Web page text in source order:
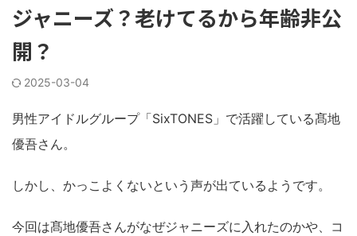
ジャニーズ？老けてるから年齢非公
開？
2025-03-04
男性アイドルグループ「SixTONES」で活躍している髙地
優吾さん。
しかし、かっこよくないという声が出ているようです。
今回は髙地優吾さんがなぜジャニーズに入れたのかや、コ